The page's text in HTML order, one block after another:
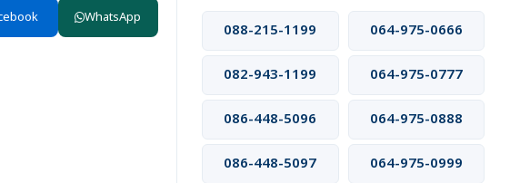
WhatsApp
088-215-1199
064-975-0666
082-943-1199 064-975-0777
086-448-5096 064-975-0888
086-448-5097 064-975-0999